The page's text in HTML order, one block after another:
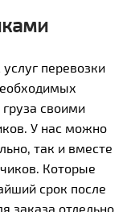
перевозки
своими
У нас можно
так и вместе
Которые
срок после
заказа отдельно